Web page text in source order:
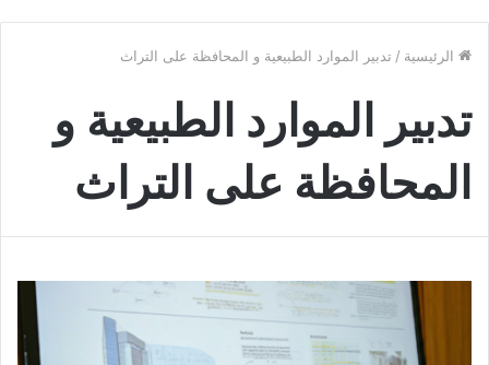
الرئيسية / تدبير الموارد الطبيعية و المحافظة على التراث
تدبير الموارد الطبيعية و
المحافظة على التراث